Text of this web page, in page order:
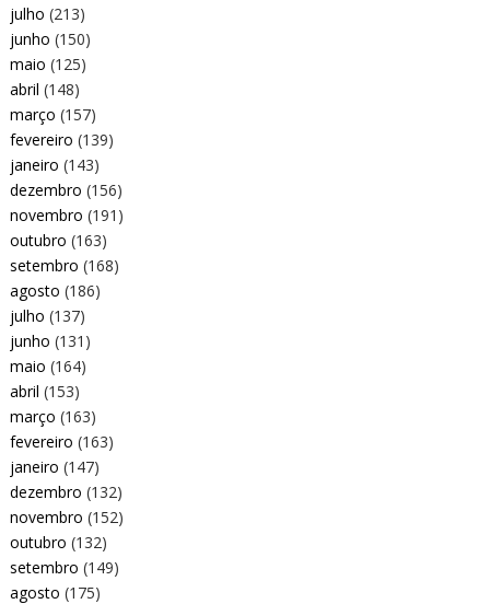
julho (213)
junho (150)
maio (125)
abril (148)
março (157)
fevereiro (139)
janeiro (143)
dezembro (156)
novembro (191)
outubro (163)
setembro (168)
agosto (186)
julho (137)
junho (131)
maio (164)
abril (153)
março (163)
fevereiro (163)
janeiro (147)
dezembro (132)
novembro (152)
outubro (132)
setembro (149)
agosto (175)